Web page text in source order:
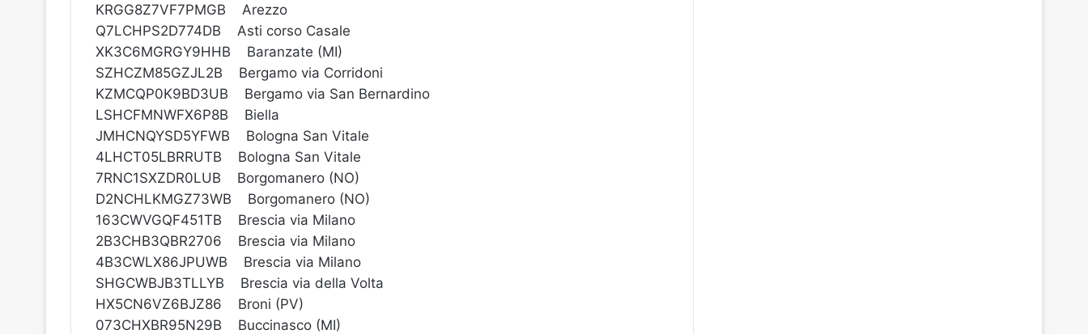
KRGG8Z7VF7PMGB Arezzo
Q7LCHPS2D774DB Asti corso Casale
XK3C6MGRGY9HHB Baranzate (MI)
SZHCZM85GZJL2B Bergamo via Corridoni
KZMCQP0K9BD3UB Bergamo via San Bernardino
LSHCFMNWFX6P8B Biella
JMHCNQYSD5YFWB Bologna San Vitale
4LHCT05LBRRUTB Bologna San Vitale
7RNC1SXZDR0LUB Borgomanero (NO)
D2NCHLKMGZ73WB Borgomanero (NO)
163CWVGQF451TB Brescia via Milano
2B3CHB3QBR2706 Brescia via Milano
4B3CWLX86JPUWB Brescia via Milano
SHGCWBJB3TLLYB Brescia via della Volta
HX5CN6VZ6BJZ86 Broni (PV)
073CHXBR95N29B Buccinasco (MI)